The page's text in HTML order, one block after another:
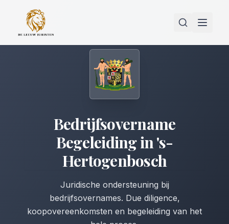
Bedrijfsovername
Begeleidingin's-
Hertogenbosch
Juridische ondersteuning bij
bedrijfsovernames. Due diligence,
koopovereenkomsten en begeleiding van het